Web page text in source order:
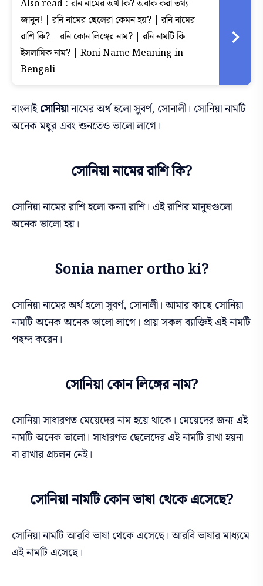
Also read : রনি নামের অর্থ কি? অবাক করা তথ্য
জানুন! | রনি নামের ছেলেরা কেমন হয়? | রনি নামের
রাশি কি? | রনি কোন লিঙ্গের নাম? | রনি নামটি কি
ইসলামিক নাম? | Roni Name Meaning in
Bengali
বাংলাইসোনিয়ানামের অর্থ হলো সুবর্ণ, সোনালী। সোনিয়া নামটি
অনেক মধুর এবং শুনতেও ভালো লাগে।
সোনিয়া নামের রাশি কি?
সোনিয়া নামের রাশি হলো কন্যা রাশি। এই রাশির মানুষগুলো
অনেক ভালো হয়।
Sonia namer ortho ki?
সোনিয়া নামের অর্থ হলো সুবর্ণ, সোনালী। আমার কাছে সোনিয়া
নামটি অনেকঅনেকভালো লাগে। প্রায় সকল ব্যাক্তিই এই নামটি
পছন্দ করেন।
সোনিয়া কোন লিঙ্গের নাম?
সোনিয়া সাধারণত মেয়েদের নাম হয়ে থাকে। মেয়েদেরজন্যএই
নামটি অনেক ভালো। সাধারণত ছেলেদের এই নামটি রাখা হয়না
বা রাখার প্রচলন নেই।
সোনিয়া নামটি কোন ভাষা থেকে এসেছে?
সোনিয়া নামটি আরবি ভাষা থেকে এসেছে। আরবি ভাষার মাধ্যমে
এই নামটি এসেছে।